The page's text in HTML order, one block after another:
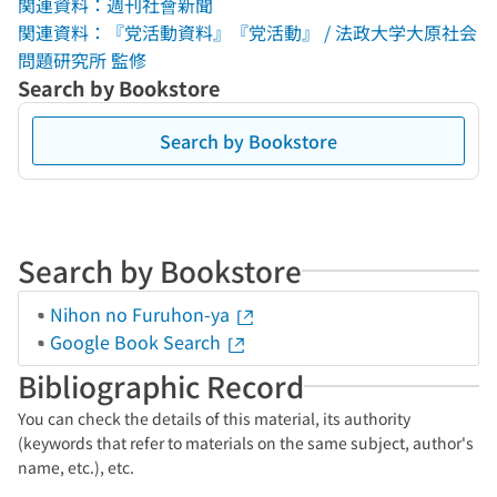
関連資料：『党活動資料』『党活動』 / 法政大学大原社会
問題研究所 監修
Search by Bookstore
Search by Bookstore
Search by Bookstore
Nihon no Furuhon-ya
Google Book Search
Bibliographic Record
You can check the details of this material, its authority
(keywords that refer to materials on the same subject, author's
name, etc.), etc.